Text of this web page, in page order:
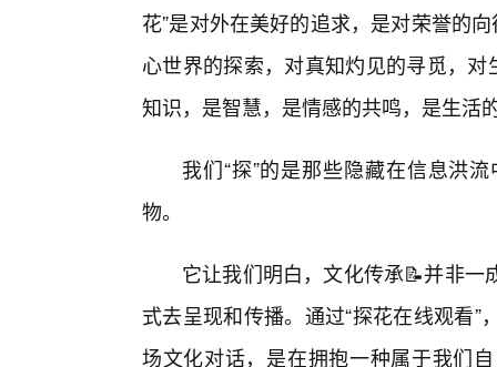
花”是对外在美好的追求，是对荣誉的
心世界的探索，对真知灼见的寻觅，
知识，是智慧，是情感的共鸣，是生活
我们“探”的是那些隐藏在信息洪
物。
它让我们明白，文化传承📝并非
式去呈现和传播。通过“探花在线观看
场文化对话，是在拥抱一种属于我们